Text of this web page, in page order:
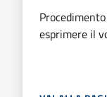
esprimere il